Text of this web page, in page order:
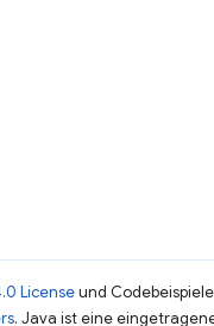
Licenseund
. Java ist eine